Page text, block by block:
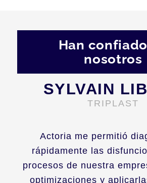
Han
nosotros
Actoria me permitió
rápidamente las
procesos de nuestra
optimizaciones y
SYLVAIN
TRIPLAST